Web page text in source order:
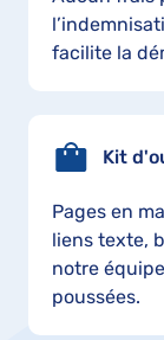
facilite la
Kit
Pages en
liens texte,
notre
poussées.